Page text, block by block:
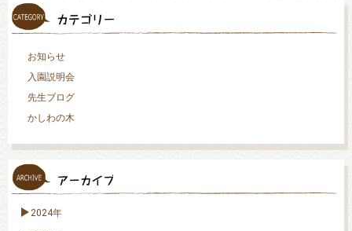
お知らせ
入園説明会
先生ブログ
かしわの木
2024年